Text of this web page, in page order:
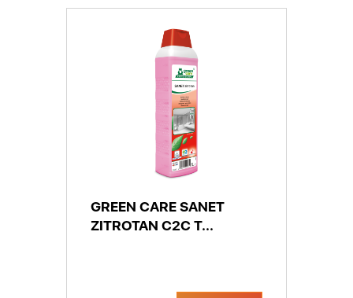
GREEN CARE SANET
ZITROTAN C2C T...